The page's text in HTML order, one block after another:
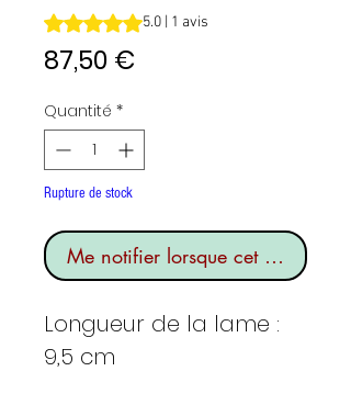
La note est de 5.0 sur cinq étoiles selon
5.0 | 1 avis
87,50 €
Quantité *
Rupture de stock
Me notifier lorsque cet article est
Longueur de la lame :
9,5 cm